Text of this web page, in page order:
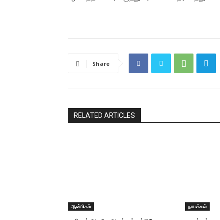
Share
RELATED ARTICLES
ஆன்மிகம் நாமக்கல்